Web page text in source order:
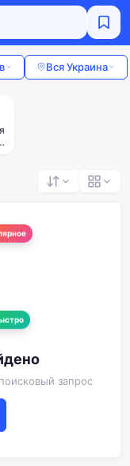
Вся Украина
запрос